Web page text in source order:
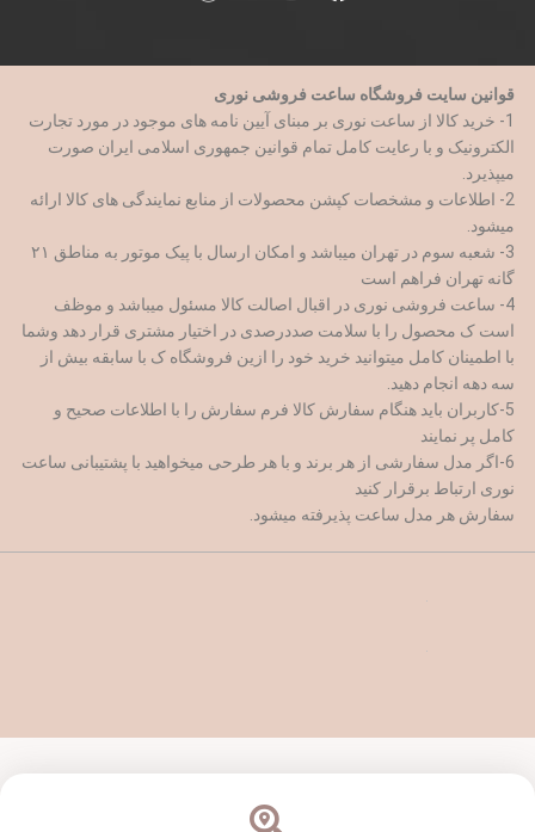
قوانین سایت فروشگاه ساعت فروشی نوری
1- خرید کالا از ساعت نوری بر مبنای آیین نامه های موجود در مورد تجارت
الکترونیک و با رعایت کامل تمام قوانین جمهوری اسلامی ایران صورت
میپذیرد.
2- اطلاعات و مشخصات کپشن محصولات از منابع نمایندگی های کالا ارائه
میشود.
3- شعبه سوم در تهران میباشد و امکان ارسال با پیک موتور به مناطق ۲۱
گانه تهران فراهم است
4- ساعت فروشی نوری در اقبال اصالت کالا مسئول میباشد و موظف
است ک محصول را با سلامت صددرصدی در اختیار مشتری قرار دهد وشما
با اطمینان کامل میتوانید خرید خود را ازین فروشگاه ک با سابقه بیش از
سه دهه انجام دهید.
5-کاربران باید هنگام سفارش کالا فرم سفارش را با اطلاعات صحیح و
کامل پر نمایند
6-اگر مدل سفارشی از هر برند و با هر طرحی میخواهید با پشتیبانی ساعت
نوری ارتباط برقرار کنید
سفارش هر مدل ساعت پذیرفته میشود.